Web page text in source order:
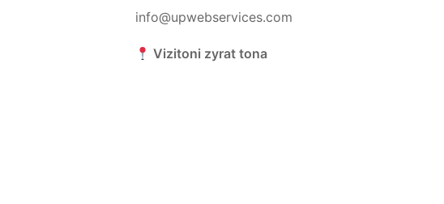
info@upwebservices.com
Vizitoni zyrat tona